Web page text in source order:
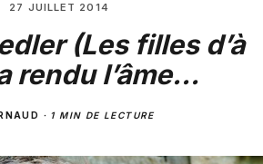
27 JUILLET 2014
(Les filles d’à
rendu l’âme…
· 1 MIN DE LECTURE